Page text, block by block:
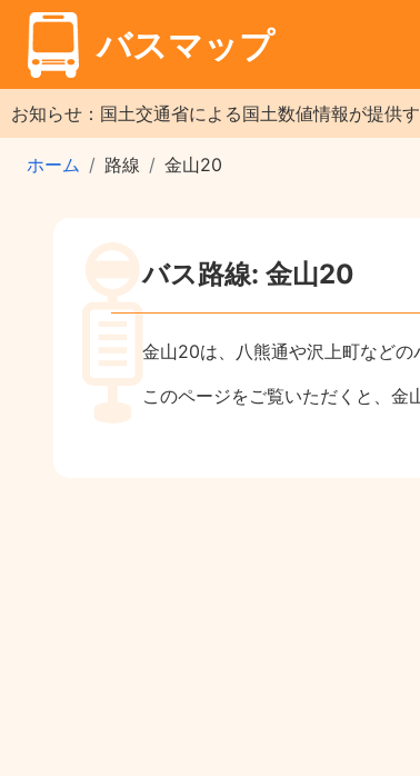
バスマップ
お知らせ：国土交通省による国土数値情報が提供
ホーム 路線 金山20
バス路線: 金山20
金山20は、八熊通や沢上町などの
このページをご覧いただくと、金